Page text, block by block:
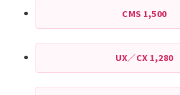
CMS 1,500
UX／CX 1,280